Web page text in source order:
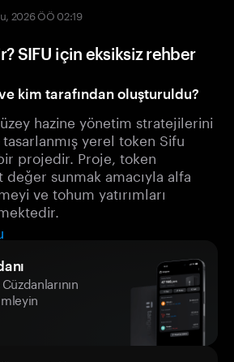
2026 ÖÖ 02:19
SIFU için eksiksiz rehber
kim tarafından oluşturuldu?
hazine yönetim stratejilerini
yerel token Sifu
projedir. Proje, token
sunmak amacıyla alfa
ve tohum yatırımları